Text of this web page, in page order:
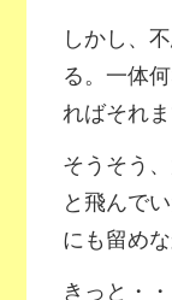
しかし、
る。一体
ればそれ
そうそう
と飛んで
にも留め
きっと・